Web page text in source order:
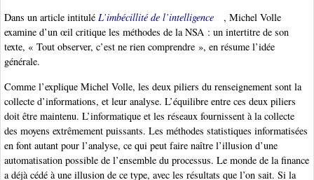
Dans un article intitulé L’imbécillité de l’intelligence
, Michel Volle
examine d’un œil critique les méthodes de la NSA : un intertitre de son
texte, « Tout observer, c’est ne rien comprendre », en résume l’idée
générale.
Comme l’explique Michel Volle, les deux piliers du renseignement sont la
collecte d’informations, et leur analyse. L’équilibre entre ces deux piliers
doit être maintenu. L’informatique et les réseaux fournissent à la collecte
des moyens extrêmement puissants. Les méthodes statistiques informatisées
en font autant pour l’analyse, ce qui peut faire naître l’illusion d’une
automatisation possible de l’ensemble du processus. Le monde de la finance
a déjà cédé à une illusion de ce type, avec les résultats que l’on sait. Si la